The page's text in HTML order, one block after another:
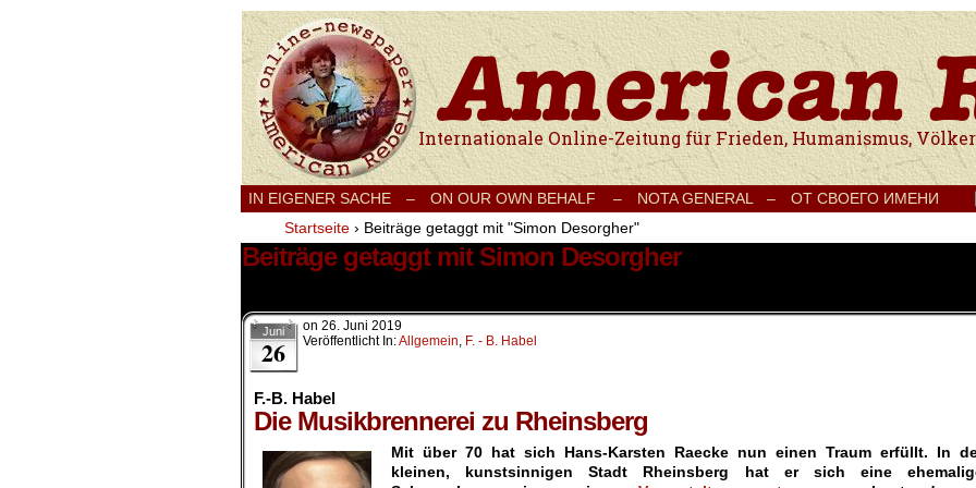
Internationale Onlinezeitung für Frieden, Humanismus, Völkerverständigung und
IN EIGENER SACHE – ON OUR OWN BEHALF – NOTA GENERAL – ОТ СВОЕГО ИМЕНИ
Startseite › Beiträge getaggt mit "Simon Desorgher"
Beiträge getaggt mit Simon Desorgher
Juni
26
on 26. Juni 2019
Veröffentlicht In:Allgemein, F. - B. Habel
F.-B. Habel
Die Musikbrennerei zu Rheinsberg
Mit über 70 hat sich Hans-Karsten Raecke nun einen Traum erfüllt. In
kleinen, kunstsinnigen Stadt Rheinsberg hat er sich eine